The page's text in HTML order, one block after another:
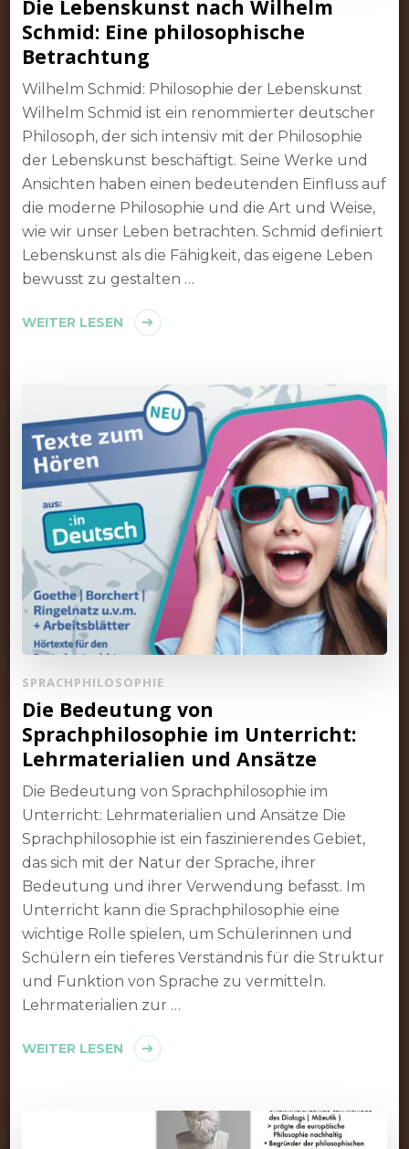
Die Lebenskunst nach Wilhelm
Schmid: Eine philosophische
Betrachtung
Wilhelm Schmid: Philosophie der Lebenskunst
Wilhelm Schmid ist ein renommierter deutscher
Philosoph, der sich intensiv mit der Philosophie
der Lebenskunst beschäftigt. Seine Werke und
Ansichten haben einen bedeutenden Einfluss auf
die moderne Philosophie und die Art und Weise,
wie wir unser Leben betrachten. Schmid definiert
Lebenskunst als die Fähigkeit, das eigene Leben
bewusst zu gestalten …
WEITER LESEN
SPRACHPHILOSOPHIE
Die Bedeutung von
Sprachphilosophie im Unterricht:
Lehrmaterialien und Ansätze
Die Bedeutung von Sprachphilosophie im
Unterricht: Lehrmaterialien und Ansätze Die
Sprachphilosophie ist ein faszinierendes Gebiet,
das sich mit der Natur der Sprache, ihrer
Bedeutung und ihrer Verwendung befasst. Im
Unterricht kann die Sprachphilosophie eine
wichtige Rolle spielen, um Schülerinnen und
Schülern ein tieferes Verständnis für die Struktur
und Funktion von Sprache zu vermitteln.
Lehrmaterialien zur …
WEITER LESEN